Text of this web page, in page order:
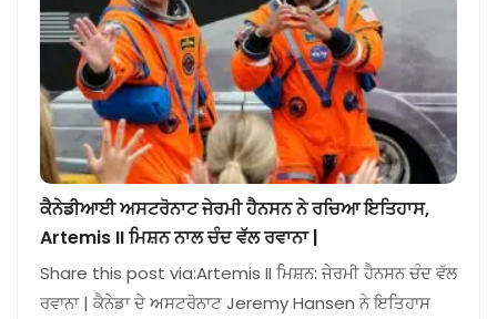
ਕੈਨੇਡੀਆਈ ਅਸਟਰੋਨਾਟ ਜੇਰਮੀ ਹੈਨਸਨ ਨੇ ਰਚਿਆ ਇਤਿਹਾਸ,
Artemis II ਮਿਸ਼ਨ ਨਾਲ ਚੰਦ ਵੱਲ ਰਵਾਨਾ |
Share this post via:Artemis II ਮਿਸ਼ਨ: ਜੇਰਮੀ ਹੈਨਸਨ ਚੰਦ ਵੱਲ
ਰਵਾਨਾ | ਕੈਨੇਡਾ ਦੇ ਅਸਟਰੋਨਾਟ Jeremy Hansen ਨੇ ਇਤਿਹਾਸ